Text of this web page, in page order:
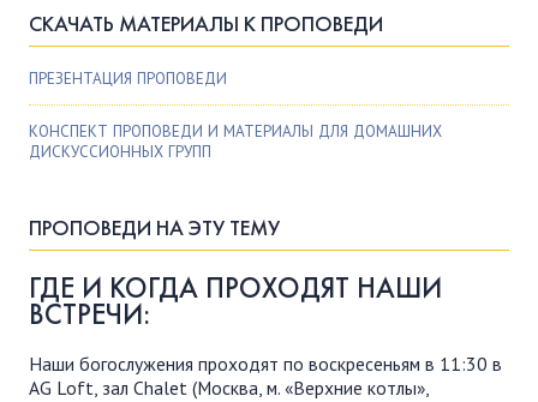
СКАЧАТЬ МАТЕРИАЛЫ К ПРОПОВЕДИ
ПРЕЗЕНТАЦИЯ ПРОПОВЕДИ
КОНСПЕКТ ПРОПОВЕДИ И МАТЕРИАЛЫ ДЛЯ ДОМАШНИХ
ДИСКУССИОННЫХ ГРУПП
ПРОПОВЕДИ НА ЭТУ ТЕМУ
ГДЕ И КОГДА ПРОХОДЯТ НАШИ
ВСТРЕЧИ:
Наши богослужения проходят по воскресеньям в 11:30 в
AG Loft, зал Chalet (Москва, м. «Верхние котлы»,